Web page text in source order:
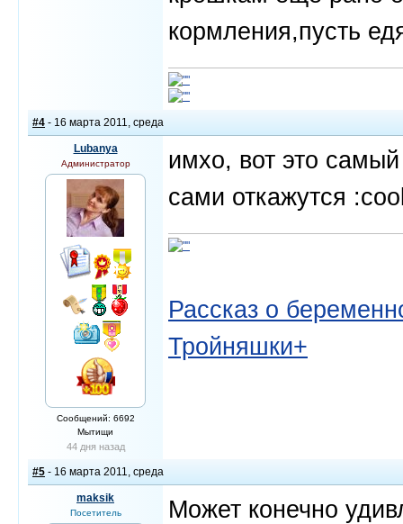
кормления,пусть
#4 - 16 марта 2011, среда
Lubanya
Администратор
Сообщений: 6692
Мытищи
44 дня назад
имхо, вот это
сами откажутся
Рассказ о
Тройняшки+
#5 - 16 марта 2011, среда
maksik
Посетитель
Может конечно